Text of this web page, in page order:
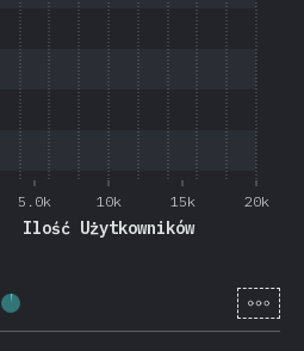
5.0k 10k 15k 20k
Ilość Użytkowników
Procent ukończenia: 3.1 % (
[pl-